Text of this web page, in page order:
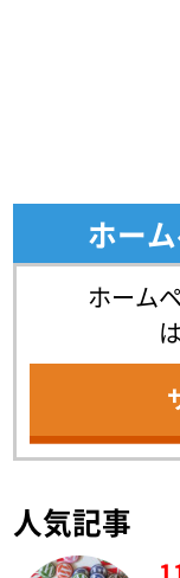
ホー
ホーム
人気記事